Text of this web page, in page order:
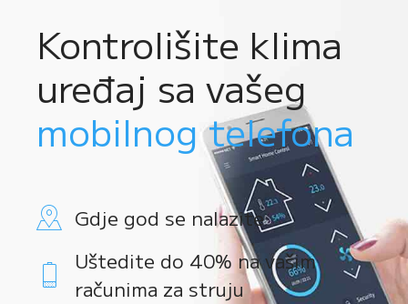
Kontrolišite klima
uređaj sa vašeg
mobilnog telefona
Gdje god se nalazite
Uštedite do 40% na vašim
računima za struju